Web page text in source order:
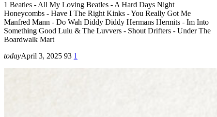
1 Beatles - All My Loving Beatles - A Hard Days Night
Honeycombs - Have I The Right Kinks - You Really Got Me
Manfred Mann - Do Wah Diddy Diddy Hermans Hermits - Im Into
Something Good Lulu & The Luvvers - Shout Drifters - Under The
Boardwalk Mart
todayApril 3, 2025 93 1